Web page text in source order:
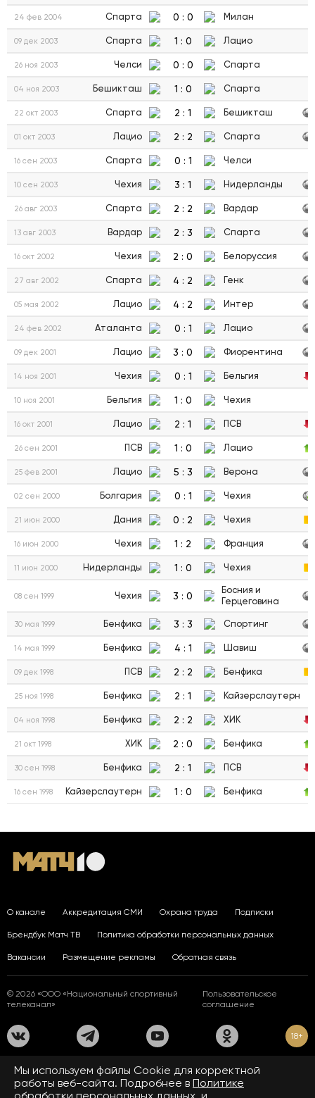
24 фев 2004 Спарта 0 : 0 Милан
09 дек 2003 Спарта 1 : 0 Лацио
26 ноя 2003 Челси 0 : 0 Спарта
04 ноя 2003 Бешикташ 1 : 0 Спарта
22 окт 2003 Спарта 2 : 1 Бешикташ
01 окт 2003 Лацио 2 : 2 Спарта
16 сен 2003 Спарта 0 : 1 Челси
10 сен 2003 Чехия 3 : 1 Нидерланды
26 авг 2003 Спарта 2 : 2 Вардар
13 авг 2003 Вардар 2 : 3 Спарта
16 окт 2002 Чехия 2 : 0 Белоруссия
27 авг 2002 Спарта 4 : 2 Генк
05 мая 2002 Лацио 4 : 2 Интер
24 фев 2002 Аталанта 0 : 1 Лацио
09 дек 2001 Лацио 3 : 0 Фиорентина
14 ноя 2001 Чехия 0 : 1 Бельгия
10 ноя 2001 Бельгия 1 : 0 Чехия
16 окт 2001 Лацио 2 : 1 ПСВ
26 сен 2001 ПСВ 1 : 0 Лацио
25 фев 2001 Лацио 5 : 3 Верона
02 сен 2000 Болгария 0 : 1 Чехия
21 июн 2000 Дания 0 : 2 Чехия
16 июн 2000 Чехия 1 : 2 Франция
11 июн 2000 Нидерланды 1 : 0 Чехия
08 сен 1999 Чехия 3 : 0
Босния и
Герцеговина
30 мая 1999 Бенфика 3 : 3 Спортинг
14 мая 1999 Бенфика 4 : 1 Шавиш
09 дек 1998 ПСВ 2 : 2 Бенфика
25 ноя 1998 Бенфика 2 : 1 Кайзерслаутерн
04 ноя 1998 Бенфика 2 : 2 ХИК
21 окт 1998 ХИК 2 : 0 Бенфика
30 сен 1998 Бенфика 2 : 1 ПСВ
16 сен 1998 Кайзерслаутерн 1 : 0 Бенфика
О канале Аккредитация СМИ Охрана труда Подписки
Брендбук Матч ТВ Политика обработки персональных данных
Вакансии Размещение рекламы Обратная связь
© 2026 «ООО «Национальный спортивный
телеканал»
Пользовательское
соглашение
18+
На сайте применяются рекомендательные технологии. Подробнее
Правилах применения рекомендательных технологий.
Средство массовой информации сетевое издание «www.matchtv.ru»
Мы используем файлы Сookie для корректной
работы веб-сайта. Подробнее в Политике